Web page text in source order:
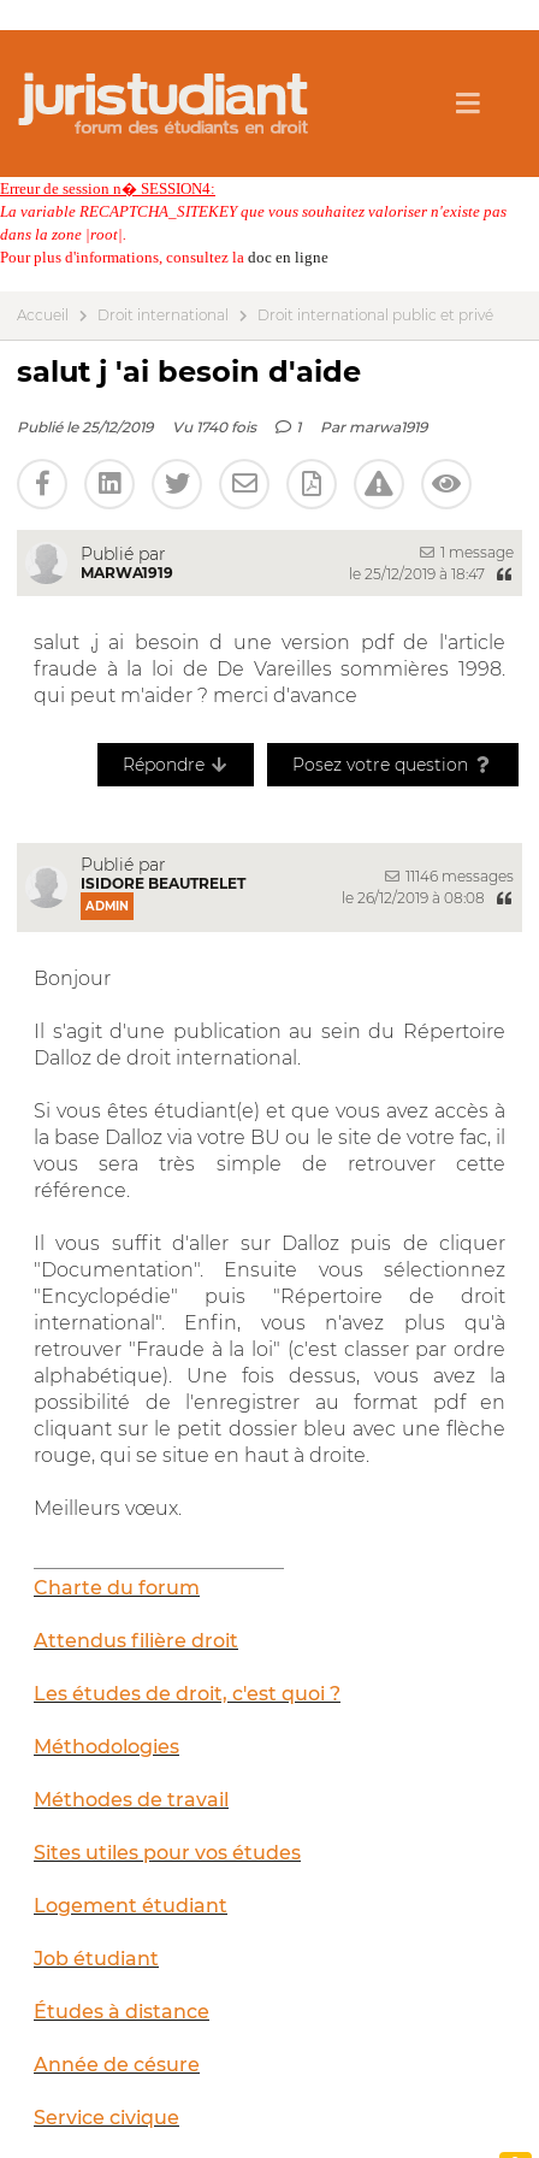
Erreur de session n� SESSION4:
La variable RECAPTCHA_SITEKEY que vous souhaitez valoriser n'existe pas
dans la zone |root|.
Pour plus d'informations, consultez la doc en ligne
Accueil Droit international Droit international public et privé
salut j 'ai besoin d'aide
Publié le 25/12/2019 Vu 1740 fois 1 Par marwa1919
Publié par
MARWA1919
1 message
le 25/12/2019 à 18:47
salut ,j ai besoin d une version pdf de l'article
fraude à la loi de De Vareilles sommières 1998.
qui peut m'aider ? merci d'avance
Répondre Posez votre question
Publié par
ISIDORE BEAUTRELET
ADMIN
11146 messages
le 26/12/2019 à 08:08
Bonjour
Il s'agit d'une publication au sein du Répertoire
Dalloz de droit international.
Si vous êtes étudiant(e) et que vous avez accès à
la base Dalloz via votre BU ou le site de votre fac, il
vous sera très simple de retrouver cette
référence.
Il vous suffit d'aller sur Dalloz puis de cliquer
"Documentation". Ensuite vous sélectionnez
"Encyclopédie" puis "Répertoire de droit
international". Enfin, vous n'avez plus qu'à
retrouver "Fraude à la loi" (c'est classer par ordre
alphabétique). Une fois dessus, vous avez la
possibilité de l'enregistrer au format pdf en
cliquant sur le petit dossier bleu avec une flèche
rouge, qui se situe en haut à droite.
Meilleurs vœux.
Charte du forum
Attendus filière droit
Les études de droit, c'est quoi ?
Méthodologies
Méthodes de travail
Sites utiles pour vos études
Logement étudiant
Job étudiant
Études à distance
Année de césure
Service civique